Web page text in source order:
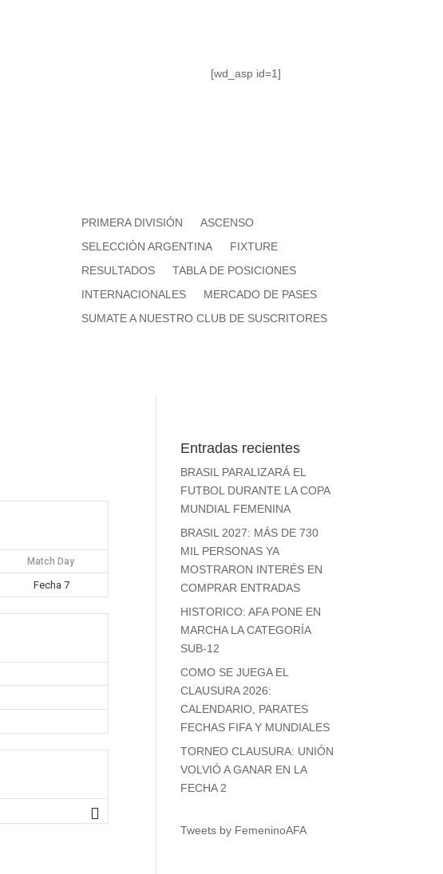
[wd_asp id=1]
PRIMERA DIVISIÓN
ASCENSO
SELECCIÓN ARGENTINA
FIXTURE
RESULTADOS
TABLA DE POSICIONES
INTERNACIONALES
MERCADO DE PASES
SUMATE A NUESTRO CLUB DE SUSCRITORES
Match Day
Fecha 7
Entradas recientes
BRASIL PARALIZARÁ EL
FUTBOL DURANTE LA COPA
MUNDIAL FEMENINA
BRASIL 2027: MÁS DE 730
MIL PERSONAS YA
MOSTRARON INTERÉS EN
COMPRAR ENTRADAS
HISTORICO: AFA PONE EN
MARCHA LA CATEGORÍA
SUB-12
COMO SE JUEGA EL
CLAUSURA 2026:
CALENDARIO, PARATES
FECHAS FIFA Y MUNDIALES
TORNEO CLAUSURA: UNIÓN
VOLVIÓ A GANAR EN LA
FECHA 2
Tweets by FemeninoAFA